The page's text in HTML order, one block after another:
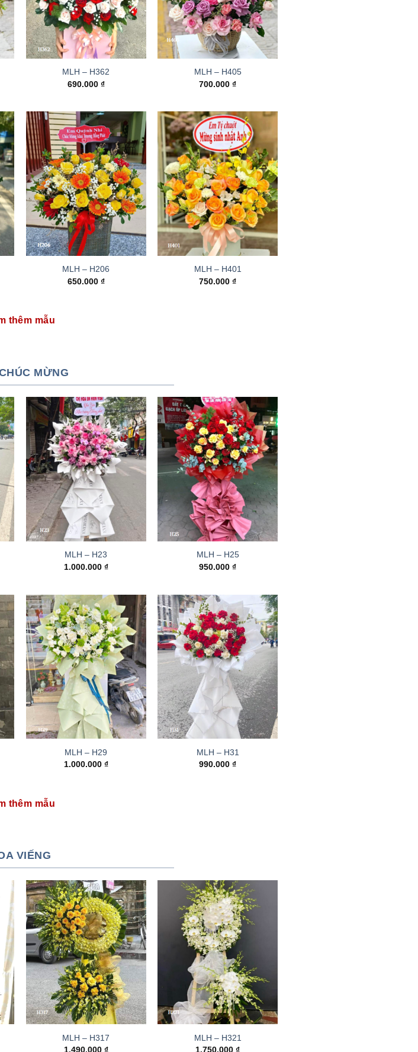
MLH – H362
690.000 ₫
MLH – H405
700.000₫
MLH – H206
650.000 ₫
MLH – H401
750.000₫
thêm mẫu
MỪNG
MLH – H23
1.000.000 ₫
MLH – H25
950.000₫
MLH – H29
1.000.000 ₫
MLH – H31
990.000₫
thêm mẫu
VIẾNG
MLH – H317
1.490.000 ₫
MLH – H321
1.750.000₫